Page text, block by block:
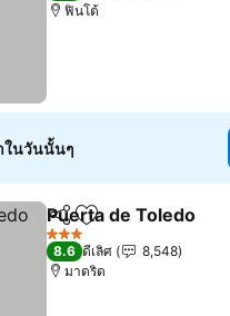
ฟินโต้
ในวันนั้นๆ
แชร์ เพิ่มในรายการโปรด
Puerta de Toledo
3 ดาว
8.6 ดีเลิศ
8,548
มาดริด